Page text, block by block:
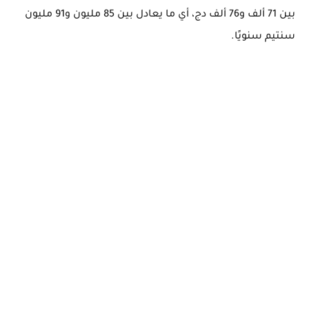
بين 71 ألف و76 ألف دج ، أي ما يعادل بين
85 مليون و91 مليون
سنتيم سنويًا.